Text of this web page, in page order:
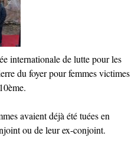
internationale de lutte pour les
du foyer pour femmes victimes
avaient déjà été tuées en
ou de leur ex-conjoint.